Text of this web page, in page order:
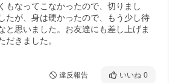
もなってこなかったので、切りまし
たが、身は硬かったので、もう少し待
と思いました。お友達にも差し上げま
だきました。
違反報告 いいね 0